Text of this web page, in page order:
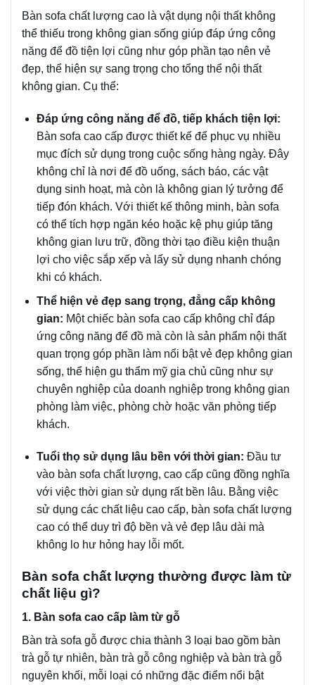
Bàn sofa chất lượng cao là vật dụng nội thất không
thể thiếu trong không gian sống giúp đáp ứng công
năng để đồ tiện lợi cũng như góp phần tạo nên vẻ
đẹp, thể hiện sự sang trọng cho tổng thể nội thất
không gian. Cụ thể:
Đáp ứng công năng để đồ, tiếp khách tiện lợi:
Bàn sofa cao cấp được thiết kế để phục vụ nhiều
mục đích sử dụng trong cuộc sống hàng ngày. Đây
không chỉ là nơi để đồ uống, sách báo, các vật
dụng sinh hoạt, mà còn là không gian lý tưởng để
tiếp đón khách. Với thiết kế thông minh, bàn sofa
có thể tích hợp ngăn kéo hoặc kệ phụ giúp tăng
không gian lưu trữ, đồng thời tạo điều kiện thuận
lợi cho việc sắp xếp và lấy sử dụng nhanh chóng
khi có khách.
Thể hiện vẻ đẹp sang trọng, đẳng cấp không
gian: Một chiếc bàn sofa cao cấp không chỉ đáp
ứng công năng để đồ mà còn là sản phẩm nội thất
quan trọng góp phần làm nổi bật vẻ đẹp không gian
sống, thể hiện gu thẩm mỹ gia chủ cũng như sự
chuyên nghiệp của doanh nghiệp trong không gian
phòng làm việc, phòng chờ hoặc văn phòng tiếp
khách.
Tuổi thọ sử dụng lâu bền với thời gian: Đầu tư
vào bàn sofa chất lượng, cao cấp cũng đồng nghĩa
với việc thời gian sử dụng rất bền lâu. Bằng việc
sử dụng các chất liệu cao cấp, bàn sofa chất lượng
cao có thể duy trì độ bền và vẻ đẹp lâu dài mà
không lo hư hỏng hay lỗi mốt.
Bàn sofa chất lượng thường được làm từ
chất liệu gì?
1. Bàn sofa cao cấp làm từ gỗ
Bàn trà sofa gỗ được chia thành 3 loại bao gồm bàn
trà gỗ tự nhiên, bàn trà gỗ công nghiệp và bàn trà gỗ
nguyên khối, mỗi loại có những đặc điểm nổi bật